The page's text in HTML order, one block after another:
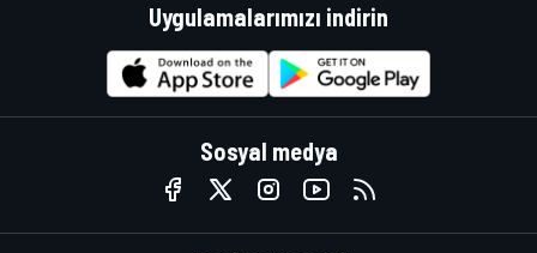
Uygulamalarımızı indirin
Sosyal medya